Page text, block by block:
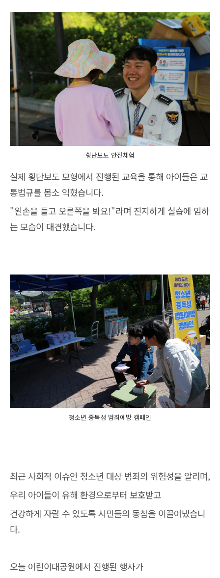
횡단보도 안전체험
실제 횡단보도 모형에서 진행된 교육을 통해 아이들은 교
통법규를 몸소 익혔습니다.
"왼손을 들고 오른쪽을 봐요!"라며 진지하게 실습에 임하
는 모습이 대견했습니다.
청소년 중독성 범죄예방 캠페인
최근 사회적 이슈인 청소년 대상 범죄의 위험성을 알리며,
우리 아이들이 유해 환경으로부터 보호받고
건강하게 자랄 수 있도록 시민들의 동참을 이끌어냈습니
다.
오늘 어린이대공원에서 진행된 행사가